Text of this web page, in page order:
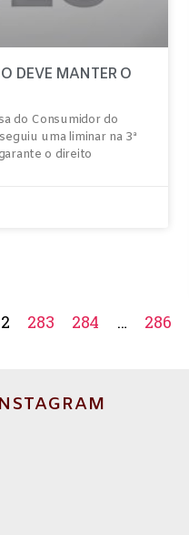
DEVE MANTER O
do Consumidor do
uma liminar na 3ª
o direito
283 284 … 286